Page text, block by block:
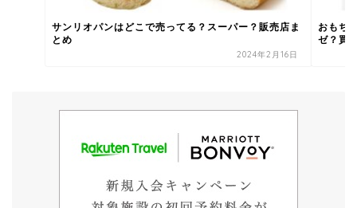
サンリオパンはどこで売ってる？スーパー？販売店ま
とめ
2024年2月16日
おもち
ゼ？買